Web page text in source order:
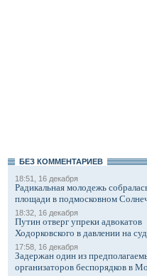
БЕЗ КОМMЕНТАРИЕВ
18:51, 16 декабря
Радикальная молодежь
площади в подмосковном
18:32, 16 декабря
Путин отверг упреки адвокатов
Ходорковского в давлении на суд
17:58, 16 декабря
Задержан один из
организаторов беспорядков в